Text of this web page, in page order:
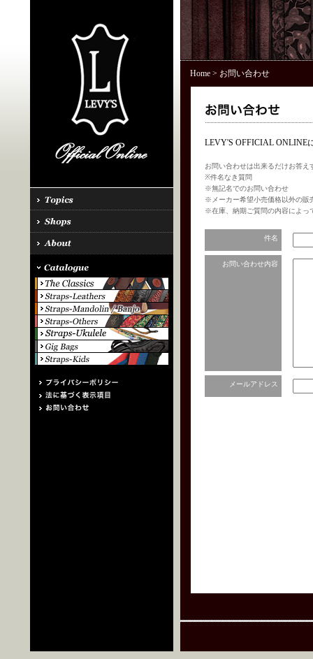
Home> お問い合わせ
LEVY'S OFFICIAL ONLINE
お問い合わせは出来るだけお答
※件名なき質問
※無記名でのお問い合わせ
※メーカー希望小売価格以外の販
※在庫、納期ご質問の内容によっ
件名
お問い合わせ内容
メールアドレス